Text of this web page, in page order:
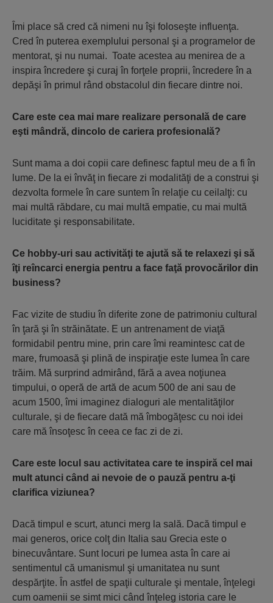
Îmi place să cred că nimeni nu îşi foloseşte influenţa.
Cred în puterea exemplului personal şi a programelor de
mentorat, şi nu numai. Toate acestea au menirea de a
inspira încredere şi curaj în forţele proprii, încredere în a
depăşi în primul rând obstacolul din fiecare dintre noi.
Care este cea mai mare realizare personală de care
eşti mândră, dincolo de cariera profesională?
Sunt mama a doi copii care definesc faptul meu de a fi în
lume. De la ei învăţ in fiecare zi modalităţi de a construi şi
dezvolta formele în care suntem în relaţie cu ceilalţi: cu
mai multă răbdare, cu mai multă empatie, cu mai multă
luciditate şi responsabilitate.
Ce hobby-uri sau activităţi te ajută să te relaxezi şi să
îţi reîncarci energia pentru a face faţă provocărilor din
business?
Fac vizite de studiu în diferite zone de patrimoniu cultural
în ţară şi în străinătate. E un antrenament de viaţă
formidabil pentru mine, prin care îmi reamintesc cat de
mare, frumoasă şi plină de inspiraţie este lumea în care
trăim. Mă surprind admirând, fără a avea noţiunea
timpului, o operă de artă de acum 500 de ani sau de
acum 1500, îmi imaginez dialoguri ale mentalităţilor
culturale, şi de fiecare dată mă îmbogăţesc cu noi idei
care mă însoţesc în ceea ce fac zi de zi.
Care este locul sau activitatea care te inspiră cel mai
mult atunci când ai nevoie de o pauză pentru a-ţi
clarifica viziunea?
Dacă timpul e scurt, atunci merg la sală. Dacă timpul e
mai generos, orice colţ din Italia sau Grecia este o
binecuvântare. Sunt locuri pe lumea asta în care ai
sentimentul că umanismul şi umanitatea nu sunt
despărţite. În astfel de spaţii culturale şi mentale, înţelegi
cum oamenii se simt mici când înţeleg istoria care le